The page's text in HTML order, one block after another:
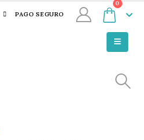
PAGO SEGURO
0